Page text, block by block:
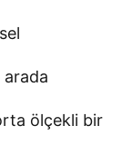
ölçekli bir